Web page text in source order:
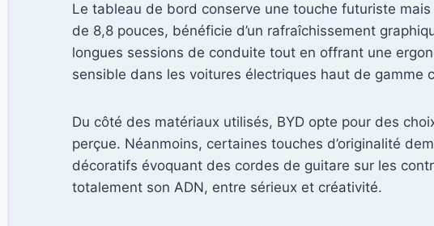
Le tableau de bord conserve une touche futuriste
de 8,8 pouces, bénéficie d’un rafraîchissement
longues sessions de conduite tout en offrant une
sensible dans les voitures électriques haut de gamme
Du côté des matériaux utilisés, BYD opte pour des
perçue. Néanmoins, certaines touches d’originalité
décoratifs évoquant des cordes de guitare sur les
totalement son ADN, entre sérieux et créativité.